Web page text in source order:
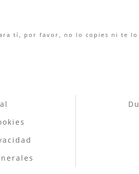
tí, por favor, no lo copies ni te lo